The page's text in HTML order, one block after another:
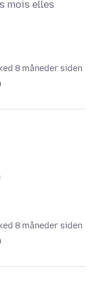
mois elles
8 måneder siden
8 måneder siden